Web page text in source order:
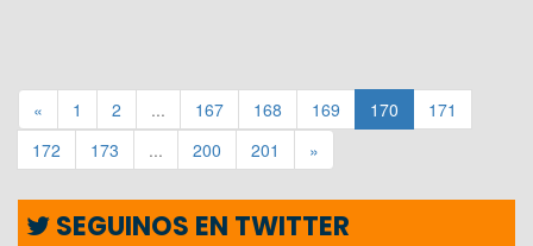
« 1 2 ... 167 168 169 170
171
172
173 ... 200 201 »
SEGUINOS EN TWITTER